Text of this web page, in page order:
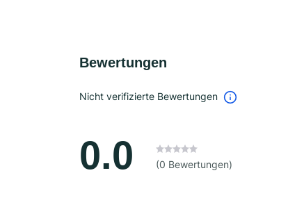
Bewertungen
Nicht verifizierte Bewertungen
0.0 (0 Bewertungen)